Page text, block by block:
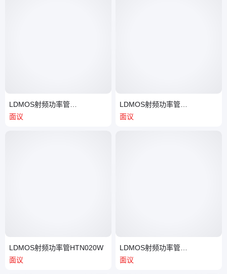
LDMOS射频功率管
HTN8G27S015P
面议
LDMOS射频功率管HTN020W
面议
LDMOS射频功率管
HTN8G36S015P
面议
LDMOS射频功率管
HTN7G09S060P
面议